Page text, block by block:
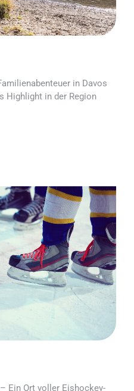
in Davos
Highlight in der Region
Ein Ort voller Eishockey-